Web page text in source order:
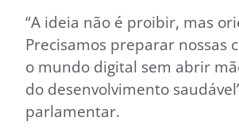
“A ideia não é proibir, mas
Precisamos preparar nossas
o mundo digital sem abrir
do desenvolvimento
parlamentar.